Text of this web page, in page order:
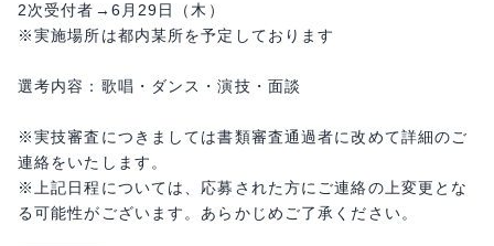
2次受付者→6月29日（木）
※実施場所は都内某所を予定しております
選考内容：歌唱・ダンス・演技・面談
※実技審査につきましては書類審査通過者に改めて詳細のご
連絡をいたします。
※上記日程については、応募された方にご連絡の上変更とな
る可能性がございます。あらかじめご了承ください。